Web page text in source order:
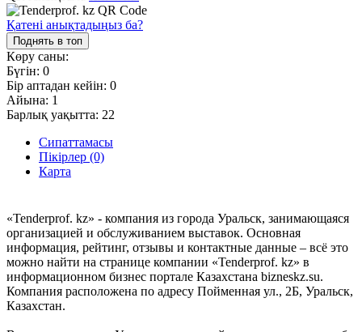
Қатені анықтадыңыз ба?
Поднять в топ
Көру саны:
Бүгін: 0
Бір аптадан кейін: 0
Айына: 1
Барлық уақытта: 22
Сипаттамасы
Пікірлер (0)
Карта
«Tenderprof. kz» - компания из города Уральск, занимающаяся
организацией и обслуживанием выставок. Основная
информация, рейтинг, отзывы и контактные данные – всё это
можно найти на странице компании «Tenderprof. kz» в
информационном бизнес портале Казахстана bizneskz.su.
Компания расположена по адресу Пойменная ул., 2Б, Уральск,
Казахстан.